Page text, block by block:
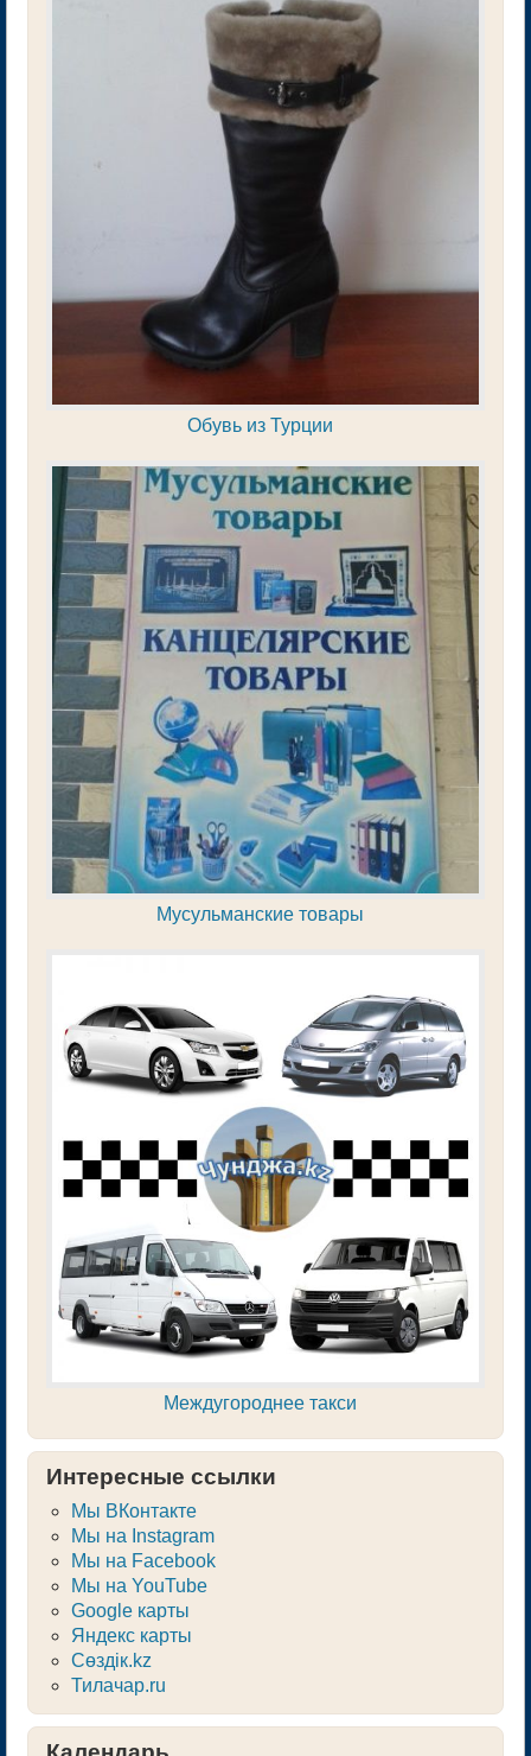
Обувь из Турции
Мусульманские товары
Междугороднее такси
Интересные ссылки
Мы ВКонтакте
Мы на Instagram
Мы на Facebook
Мы на YouTube
Google карты
Яндекс карты
Сөздік.kz
Тилачар.ru